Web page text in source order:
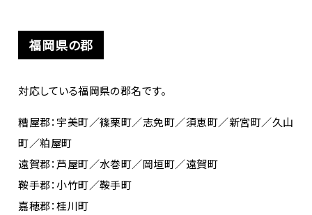
福岡県の郡
対応している福岡県の郡名です。
糟屋郡：宇美町／篠栗町／志免町／須恵町／新宮町／久山
町／粕屋町
遠賀郡：芦屋町／水巻町／岡垣町／遠賀町
鞍手郡：小竹町／鞍手町
嘉穂郡：桂川町